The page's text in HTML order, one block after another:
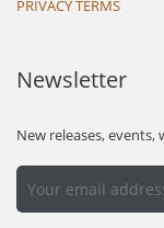
PRIVACY TERMS
Newsletter
New releases,